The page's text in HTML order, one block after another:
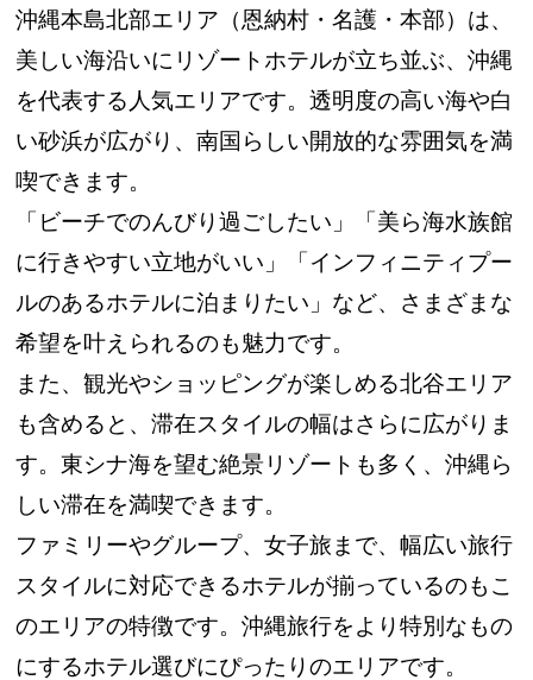
沖縄本島北部エリア（恩納村・名護・本部）は、
美しい海沿いにリゾートホテルが立ち並ぶ、沖縄
を代表する人気エリアです。透明度の高い海や白
い砂浜が広がり、南国らしい開放的な雰囲気を満
喫できます。
「ビーチでのんびり過ごしたい」「美ら海水族館
に行きやすい立地がいい」「インフィニティプー
ルのあるホテルに泊まりたい」など、さまざまな
希望を叶えられるのも魅力です。
また、観光やショッピングが楽しめる北谷エリア
も含めると、滞在スタイルの幅はさらに広がりま
す。東シナ海を望む絶景リゾートも多く、沖縄ら
しい滞在を満喫できます。
ファミリーやグループ、女子旅まで、幅広い旅行
スタイルに対応できるホテルが揃っているのもこ
のエリアの特徴です。沖縄旅行をより特別なもの
にするホテル選びにぴったりのエリアです。